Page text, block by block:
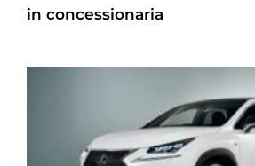
in concessionaria